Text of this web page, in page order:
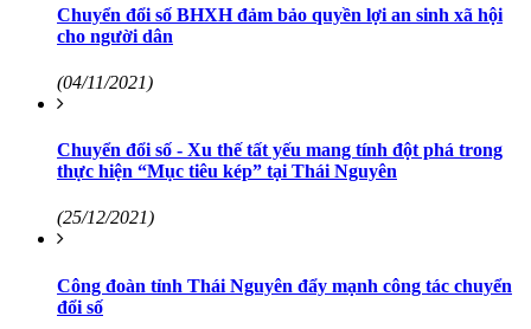
Chuyển đổi số BHXH đảm bảo quyền lợi an sinh xã hội
cho người dân
(04/11/2021)
Chuyển đổi số - Xu thế tất yếu mang tính đột phá trong
thực hiện “Mục tiêu kép” tại Thái Nguyên
(25/12/2021)
Công đoàn tỉnh Thái Nguyên đẩy mạnh công tác chuyển
đổi số